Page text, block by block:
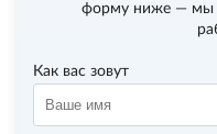
форму ниже — мы
Как вас зовут